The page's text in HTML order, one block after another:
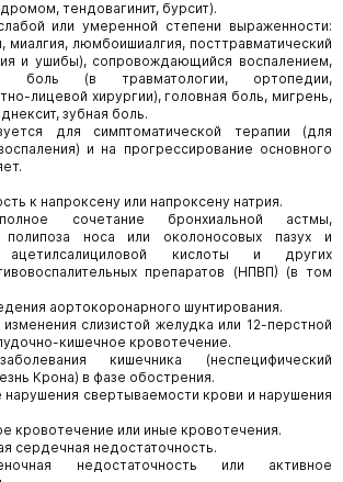
тендовагинит, бурсит).
или умеренной степени выраженности:
миалгия, люмбоишиалгия, посттравматический
и ушибы), сопровождающийся воспалением,
боль (в травматологии, ортопедии,
лицевой хирургии), головная боль, мигрень,
зубная боль.
для симптоматической терапии (для
и на прогрессирование основного
к напроксену или напроксену натрия.
сочетание бронхиальной астмы,
полипоза носа или околоносовых пазух и
ацетилсалициловой кислоты и других
препаратов (НПВП) (в том
аортокоронарного шунтирования.
слизистой желудка или 12-перстной
кишечное кровотечение.
кишечника (неспецифический
Крона) в фазе обострения.
нарушения свертываемости крови и нарушения
кровотечение или иные кровотечения.
сердечная недостаточность.
недостаточность или активное